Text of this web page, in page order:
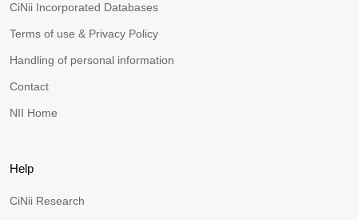
CiNii Incorporated Databases
Terms of use & Privacy Policy
Handling of personal information
Contact
NII Home
Help
CiNii Research